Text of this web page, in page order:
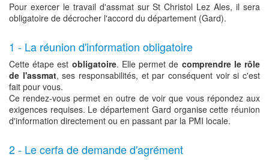
Pour exercer le travail d'assmat sur St Christol Lez Ales, il sera
obligatoire de décrocher l'accord du département (Gard).
1 - La réunion d'information obligatoire
Cette étape est obligatoire. Elle permet de comprendre le rôle
de l'assmat, ses responsabilités, et par conséquent voir si c'est
fait pour vous.
Ce rendez-vous permet en outre de voir que vous répondez aux
exigences requises. Le département Gard organise cette réunion
d'information directement ou en passant par la PMI locale.
2 - Le cerfa de demande d'agrément